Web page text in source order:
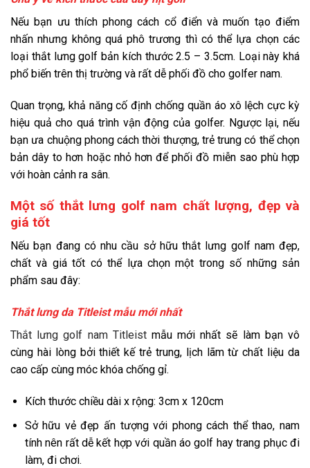
Nếu bạn ưu thích phong cách cổ điển và muốn tạo điểm
nhấn nhưng không quá phô trương thì có thể lựa chọn các
loại thắt lưng golf bản kích thước 2.5 – 3.5cm. Loại này khá
phổ biến trên thị trường và rất dễ phối đồ cho golfer nam.
Quan trọng, khả năng cố định chống quần áo xô lệch cực kỳ
hiệu quả cho quá trình vận động của golfer. Ngược lại, nếu
bạn ưa chuộng phong cách thời thượng, trẻ trung có thể chọn
bản dây to hơn hoặc nhỏ hơn để phối đồ miễn sao phù hợp
với hoàn cảnh ra sân.
Một số thắt lưng golf nam chất lượng, đẹp và
giá tốt
Nếu bạn đang có nhu cầu sở hữu thắt lưng golf nam đẹp,
chất và giá tốt có thể lựa chọn một trong số những sản
phẩm sau đây:
Thắt lưng da Titleist mẫu mới nhất
Thắt lưng golf nam Titleistmẫu mới nhất sẽ làm bạn vô
cùng hài lòng bởi thiết kế trẻ trung, lịch lãm từ chất liệu da
cao cấp cùng móc khóa chống gỉ.
Kích thước chiều dài x rộng: 3cm x 120cm
Sở hữu vẻ đẹp ấn tượng với phong cách thể thao, nam
tính nên rất dễ kết hợp với quần áo golf hay trang phục đi
làm, đi chơi.